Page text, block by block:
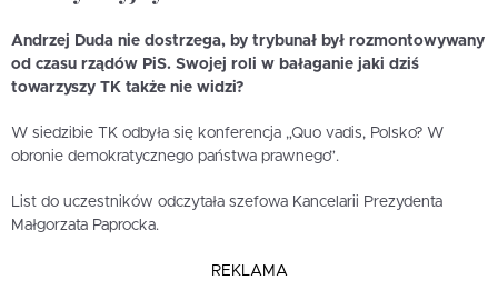
Andrzej Duda nie dostrzega, by trybunał był rozmontowywany
od czasu rządów PiS. Swojej roli w bałaganie jaki dziś
towarzyszy TK także nie widzi?
W siedzibie TK odbyła się konferencja „Quo vadis, Polsko? W
obronie demokratycznego państwa prawnego”.
List do uczestników odczytała szefowa Kancelarii Prezydenta
Małgorzata Paprocka.
REKLAMA